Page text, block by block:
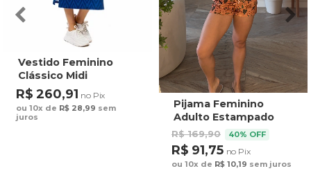
Vestido Feminino
Clássico Midi
Estampado Maxi
Arara Fundo Azul
R$ 260,91 no Pix
ou 10x de R$ 28,99 sem
juros
Pijama Feminino
Adulto Estampado
Preguiça Tucano
Fundo Marrom
R$ 169,90 40% OFF
R$ 91,75 no Pix
ou 10x de R$ 10,19 sem juros